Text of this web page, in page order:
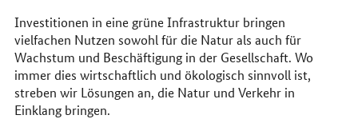
Investitionen in eine grüne Infrastruktur bringen
vielfachen Nutzen sowohl für die Natur als auch für
Wachstum und Beschäftigung in der Gesellschaft. Wo
immer dies wirtschaftlich und ökologisch sinnvoll ist,
streben wir Lösungen an, die Natur und Verkehr in
Einklang bringen.